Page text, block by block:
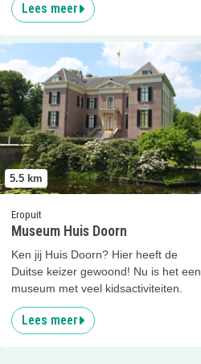
Lees meer
5.5 km
Eropuit
Museum Huis Doorn
Ken jij Huis Doorn? Hier heeft de
Duitse keizer gewoond! Nu is het een
museum met veel kidsactiviteiten.
Lees meer
Lees meer Museum Huis Doorn